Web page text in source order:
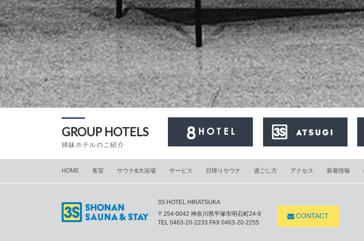
GROUP HOTELS
姉妹ホテルのご紹介
HOME 客室 サウナ&大浴場 サービス 日帰りサウナ 過ごし方 アクセス 新着情報
3S HOTEL HIRATSUKA
〒254-0042 神奈川県平塚市明石町24-9
TEL 0463-20-2233 FAX 0463-20-2255
CONTACT